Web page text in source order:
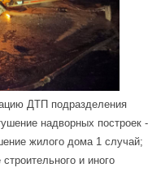
ДТП подразделения
надворных построек -
жилого дома 1 случай;
и иного